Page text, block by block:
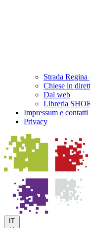
Strada
Chiese in
Dal web
Libreria
Impressum e contatti
Privacy
IT